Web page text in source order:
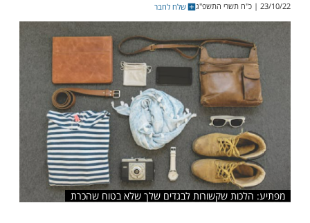
מופתעת: כמה הלכות חשובות שקשורות
שלא בטוח שהכרת
שלח לחבר